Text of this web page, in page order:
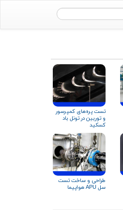
تست پره‌های کمپرسور
و توربین در تونل باد
کسکید
طراحی و ساخت تست
سل APU هواپیما